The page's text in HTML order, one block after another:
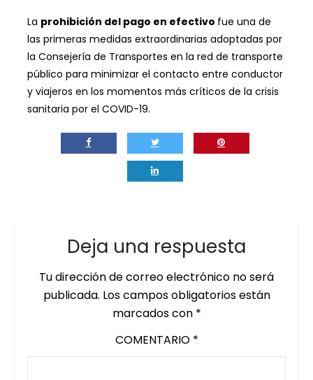
La prohibición del pago en efectivo fue una de
las primeras medidas extraordinarias adoptadas por
la Consejería de Transportes en la red de transporte
público para minimizar el contacto entre conductor
y viajeros en los momentos más críticos de la crisis
sanitaria por el COVID-19.
Deja una respuesta
Tu dirección de correo electrónico no será
publicada. Los campos obligatorios están
marcados con *
COMENTARIO *